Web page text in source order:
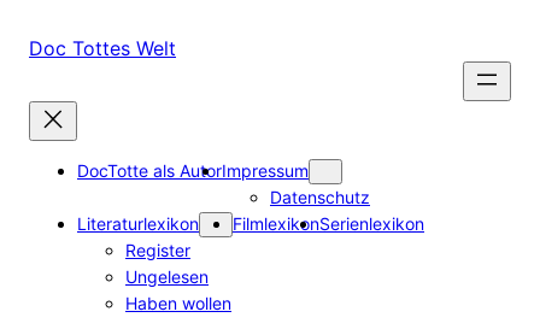
InhaltDoc Tottes Welt
DocTotte als AutorImpressum
Datenschutz
Literaturlexikon
Register
Ungelesen
Haben wollen
FilmlexikonSerienlexikon